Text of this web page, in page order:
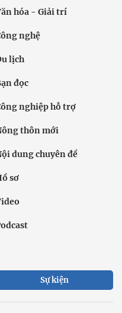
hóa - Giải trí
nghệ
lịch
đọc
nghiệp hỗ trợ
thôn mới
dung chuyên đề
sơ
Sự kiện